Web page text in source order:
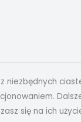
niezbędnych
się na ich